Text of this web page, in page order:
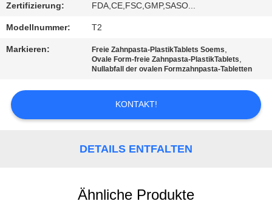
MIT
UNS
IN
VERBINDUNG
FORDERN
Zertifizierung: FDA,CE,FSC,GMP,SASO...
Modellnummer: T2
Markieren: Freie Zahnpasta-PlastikTablets Soems,
Ovale Form-freie Zahnpasta-PlastikTablets,
Nullabfall der ovalen Formzahnpasta-Tabletten
KONTAKT!
DETAILS ENTFALTEN
Ähnliche Produkte